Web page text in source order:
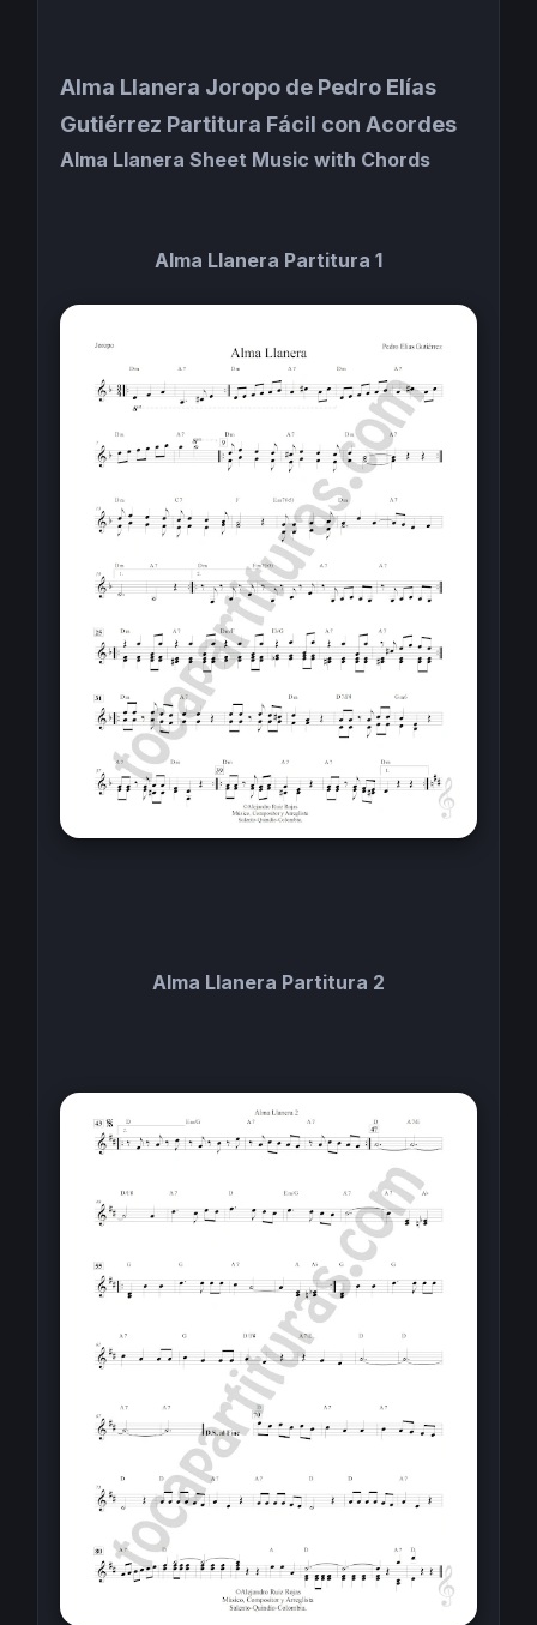
Alma Llanera Joropo de Pedro Elías
Gutiérrez Partitura Fácil con Acordes
Alma Llanera Sheet Music with Chords
Alma Llanera Partitura 1
Alma Llanera Partitura 2